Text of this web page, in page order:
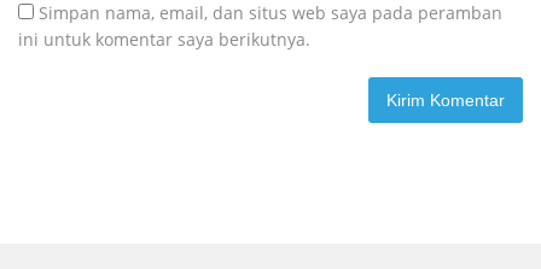
Simpan nama, email, dan situs web saya pada peramban
ini untuk komentar saya berikutnya.